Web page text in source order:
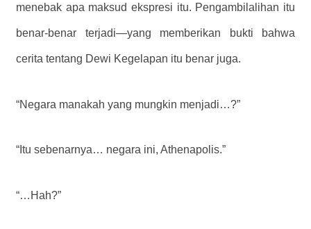
menebak apa maksud ekspresi itu. Pengambilalihan itu
benar-benar terjadi—yang memberikan bukti bahwa
cerita tentang Dewi Kegelapan itu benar juga.
“Negara manakah yang mungkin menjadi…?”
“Itu sebenarnya… negara ini, Athenapolis.”
“…Hah?”